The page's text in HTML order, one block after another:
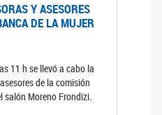
Y ASESORES
DE LA MUJER
11 h se llevó a cabo la
de la comisión
salón Moreno Frondizi.